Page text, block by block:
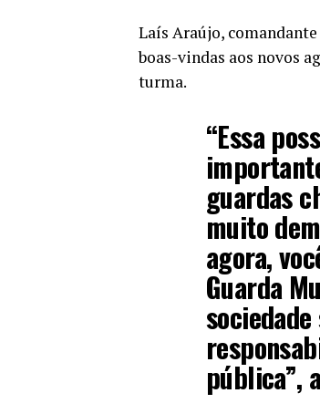
Laís Araújo,
boas-vindas aos novos
turma.
“Essa
guardas
muito
agora,
Guarda
pública”,